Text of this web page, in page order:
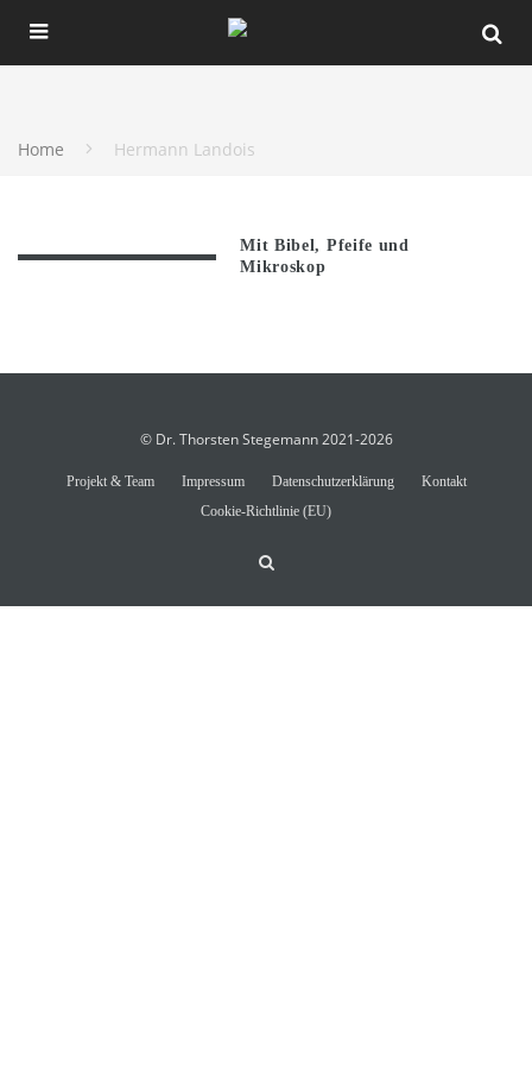
Home Hermann Landois
Mit Bibel, Pfeife und
Mikroskop
© Dr. Thorsten Stegemann 2021-2026
Projekt & Team Impressum Datenschutzerklärung
Kontakt
Cookie-Richtlinie (EU)